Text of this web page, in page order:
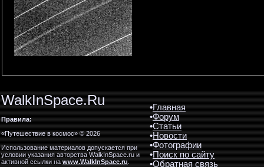
WalkInSpace.Ru
Правила:
«Путешествие в космос» © 2026
Использование материалов допускается при
условии указания авторства WalkInSpace.ru и
активной ссылки наwww.WalkInSpace.ru.
•Главная
•Форум
•Статьи
•Новости
•Фотографии
•Поиск по сайту
•Обратная связь